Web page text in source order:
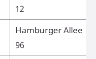
12
Hamburger Allee
96